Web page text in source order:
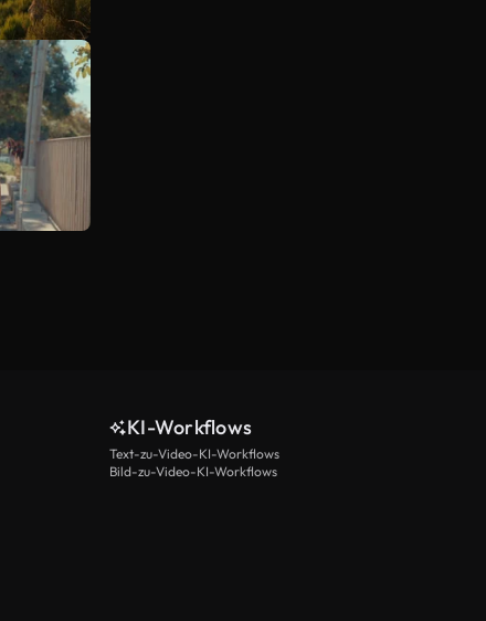
KI-Workflows
Text-zu-Video-KI-Workflows
Bild-zu-Video-KI-Workflows